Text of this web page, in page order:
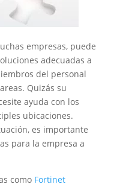
empresas, puede
adecuadas a
del personal
Quizás su
ayuda con los
ubicaciones.
es importante
para la empresa a
como Fortinet